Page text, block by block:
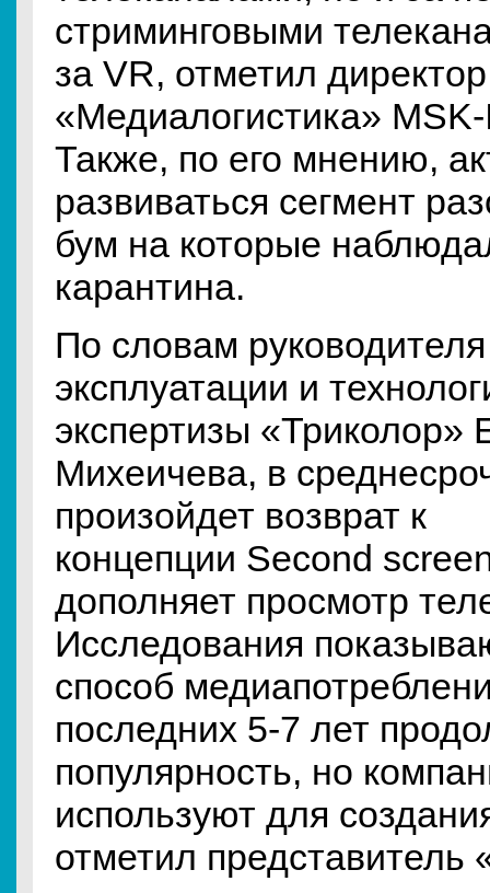
стриминговыми
за VR, отметил
«Медиалогистика»
Также, по его мнению,
развиваться сегмент
бум на которые
карантина.
По словам
эксплуатации и
экспертизы «Триколор»
Михеичева, в
произойдет возврат к
концепции Second
дополняет просмотр
Исследования
способ
последних 5-7 лет
популярность, но
используют для
отметил представитель